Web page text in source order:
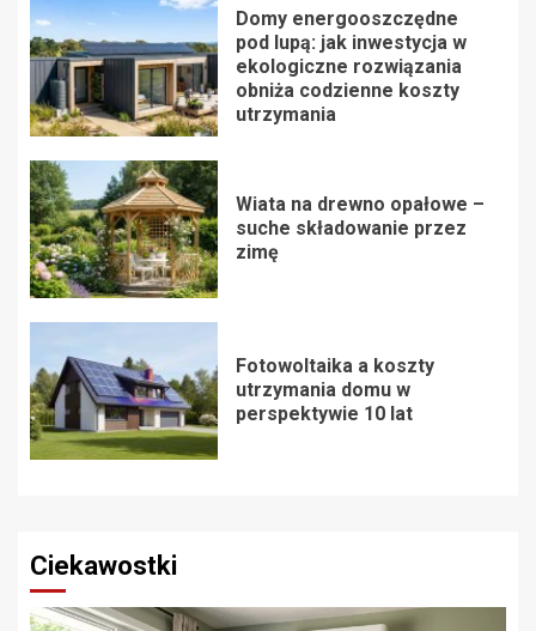
Domy energooszczędne
pod lupą: jak inwestycja w
ekologiczne rozwiązania
obniża codzienne koszty
utrzymania
Wiata na drewno opałowe –
suche składowanie przez
zimę
Fotowoltaika a koszty
utrzymania domu w
perspektywie 10 lat
Ciekawostki